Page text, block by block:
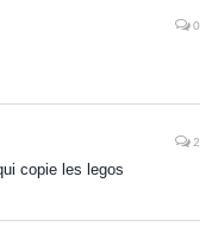
0
2
copie les legos